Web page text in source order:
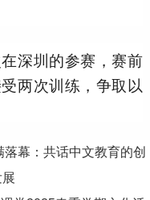
深圳的参赛，赛前
两次训练，争取以
幕：共话中文教育的创